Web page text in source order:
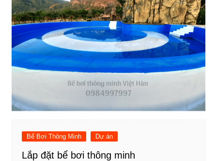
Bể Bơi Thông Minh Dự án
Lắp đặt bể bơi thông minh